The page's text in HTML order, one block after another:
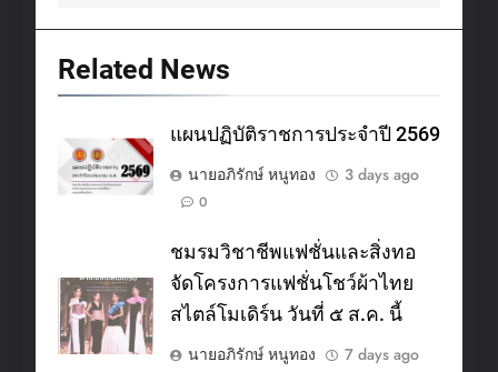
Related News
แผนปฏิบัติราชการประจำปี 2569
นายอภิรักษ์ หนูทอง
3 days ago
0
ชมรมวิชาชีพแฟชั่นและสิ่งทอ
จัดโครงการแฟชั่นโชว์ผ้าไทย
สไตล์โมเดิร์น วันที่ ๕ ส.ค. นี้
นายอภิรักษ์ หนูทอง
7 days ago